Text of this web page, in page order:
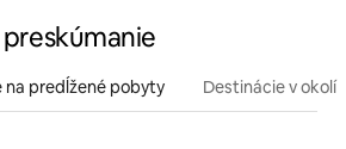
predĺžené pobyty Destinácie v okolí